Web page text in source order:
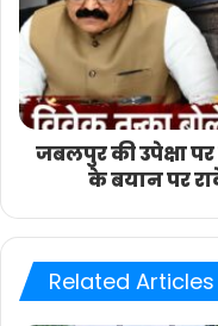
जबलपुर की उपेक्षा
के बयान पर
Related Articles